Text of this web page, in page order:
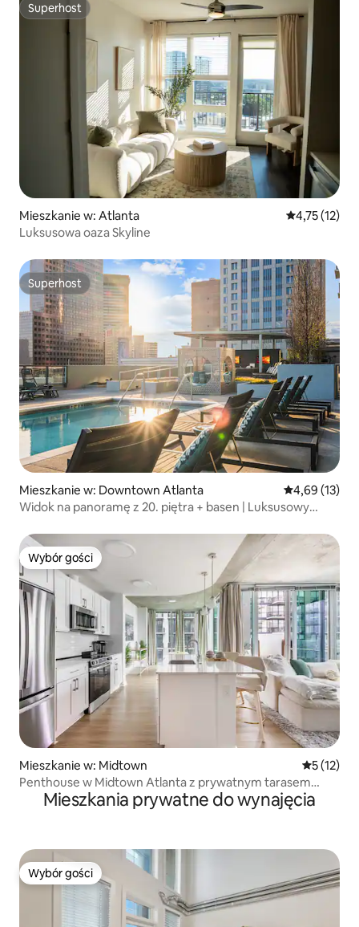
Superhost
Superhost
Mieszkanie w: Atlanta Średnia
4,75 (12)
Luksusowa oaza Skyline
Superhost
Superhost
Mieszkanie w: Downtown Atlanta Średnia
4,69 (13)
Widok na panoramę z 20. piętra + basen | Luksusowy
Wybór gości
Wybór gości
Mieszkanie w: Midtown Średnia
5 (12)
Penthouse w Midtown Atlanta z prywatnym tarasem
i widokami
Mieszkania prywatne do wynajęcia
Wybór gości
Wybór gości